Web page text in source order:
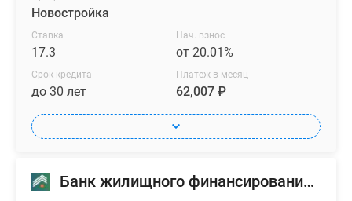
Новостройка
Ставка
17.3
Нач. взнос
от 20.01%
Срок кредита
до 30 лет
Платеж в месяц
62,007 ₽
Банк жилищного финансирования (БЖФ)